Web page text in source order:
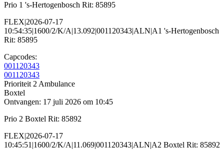
Prio 1 's-Hertogenbosch Rit: 85895
FLEX|2026-07-17
10:54:35|1600/2/K/A|13.092|001120343|ALN|A1 's-Hertogenbosch
Rit: 85895
Capcodes:
001120343
001120343
Prioriteit 2 Ambulance
Boxtel
Ontvangen: 17 juli 2026 om 10:45
Prio 2 Boxtel Rit: 85892
FLEX|2026-07-17
10:45:51|1600/2/K/A|11.069|001120343|ALN|A2 Boxtel Rit: 85892